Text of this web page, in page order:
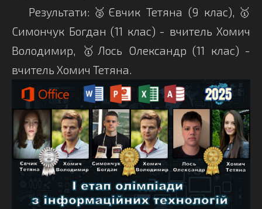
Результати:🥈Євчик Тетяна (9 клас),🥇
Симончук Богдан (11 клас) - вчитель Хомич
Володимир, 🥇Лось Олександр (11 клас) -
вчитель Хомич Тетяна.